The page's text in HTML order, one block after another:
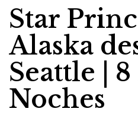
Star
Alaska
Seattle |
Noches